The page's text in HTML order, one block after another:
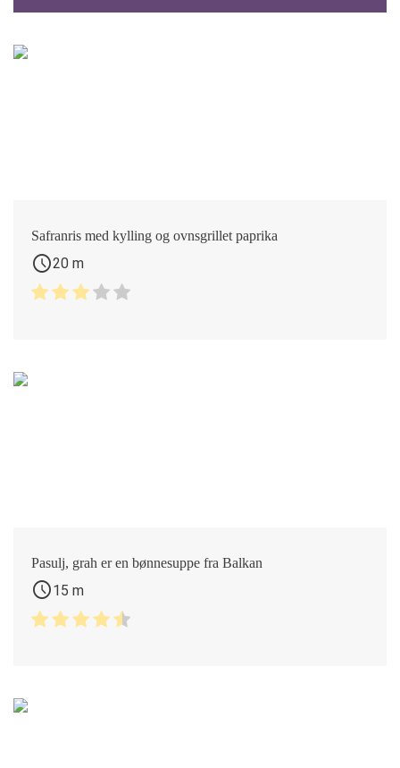
Safranris med kylling og ovnsgrillet paprika
schedule20 m
Pasulj, grah er en bønnesuppe fra Balkan
schedule15 m